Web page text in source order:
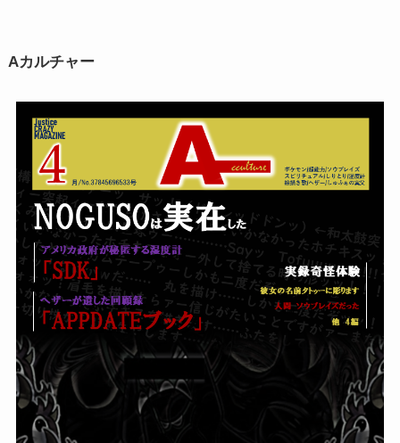
Aカルチャー